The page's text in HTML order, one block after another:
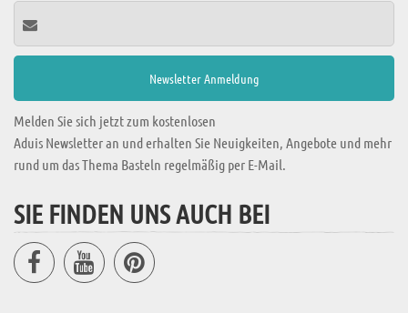
Melden Sie sich jetzt zum kostenlosen
Aduis Newsletter an und erhalten Sie Neuigkeiten, Angebote und mehr
rund um das Thema Basteln regelmäßig per E-Mail.
SIE FINDEN UNS AUCH BEI